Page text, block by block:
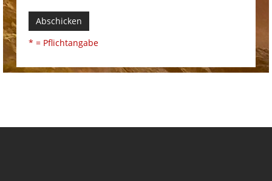
Abschicken
* = Pflichtangabe